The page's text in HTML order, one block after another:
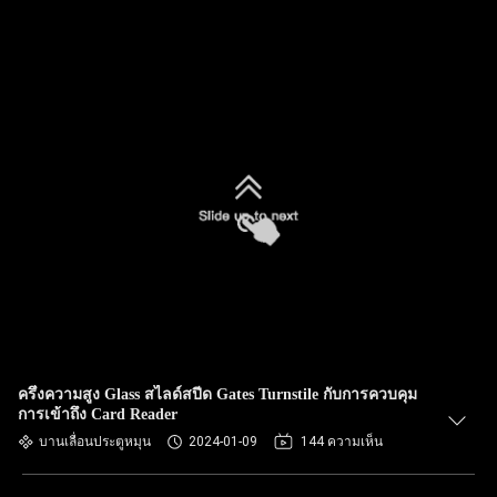
ครึ่งความสูง Glass สไลด์สปีด Gates Turnstile กับการควบคุม
การเข้าถึง Card Reader
บานเลื่อนประตูหมุน 2024-01-09 144 ความเห็น